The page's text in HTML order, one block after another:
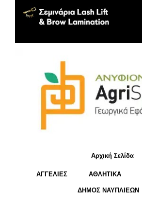
Αρχική Σελίδα
ΑΓΓΕΛΙΕΣ ΑΘΛΗΤΙΚΑ
ΔΗΜΟΣ ΝΑΥΠΛΙΕΩΝ